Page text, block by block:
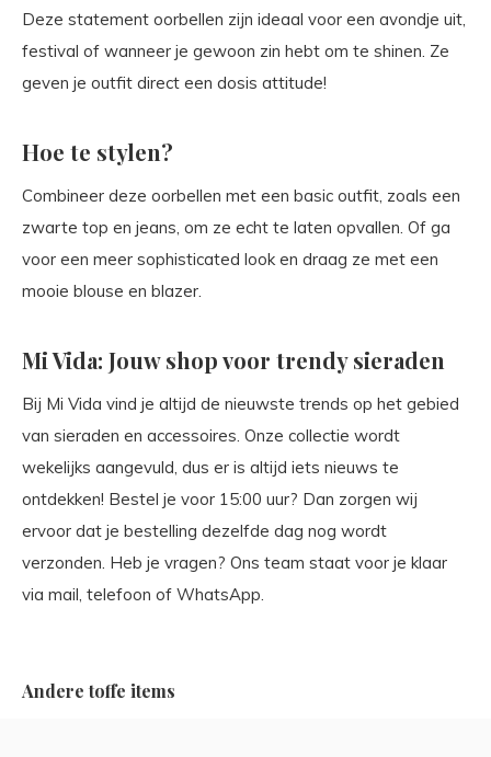
Deze statement oorbellen zijn ideaal voor een avondje uit,
festival of wanneer je gewoon zin hebt om te shinen. Ze
geven je outfit direct een dosis attitude!
Hoe te stylen?
Combineer deze oorbellen met een basic outfit, zoals een
zwarte top en jeans, om ze echt te laten opvallen. Of ga
voor een meer sophisticated look en draag ze met een
mooie blouse en blazer.
Mi Vida: Jouw shop voor trendy sieraden
Bij Mi Vida vind je altijd de nieuwste trends op het gebied
van sieraden en accessoires. Onze collectie wordt
wekelijks aangevuld, dus er is altijd iets nieuws te
ontdekken! Bestel je voor 15:00 uur? Dan zorgen wij
ervoor dat je bestelling dezelfde dag nog wordt
verzonden. Heb je vragen? Ons team staat voor je klaar
via mail, telefoon of WhatsApp.
Andere toffe items